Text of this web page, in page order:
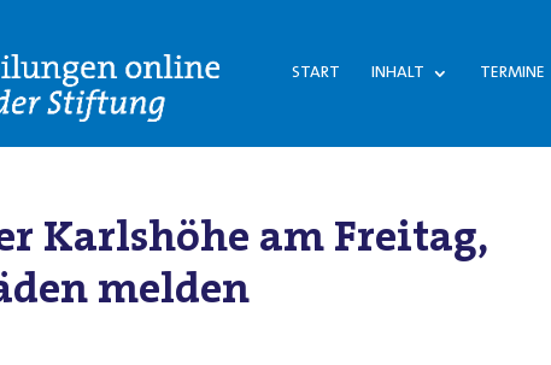
START INHALT TERMINE
Karlshöhe am Freitag,
melden